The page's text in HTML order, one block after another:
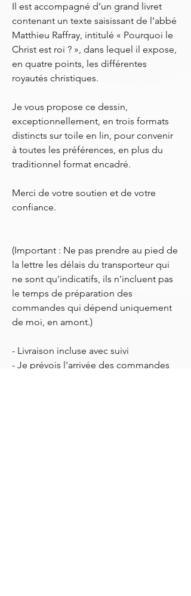
Il est accompagné d’un grand livret
contenant un texte saisissant de l’abbé
Matthieu Raffray, intitulé « Pourquoi le
Christ est roi ? », dans lequel il expose,
en quatre points, les différentes
royautés christiques.
Je vous propose ce dessin,
exceptionnellement, en trois formats
distincts sur toile en lin, pour convenir
à toutes les préférences, en plus du
traditionnel format encadré.
Merci de votre soutien et de votre
confiance.
(Important : Ne pas prendre au pied de
la lettre les délais du transporteur qui
ne sont qu'indicatifs, ils n'incluent pas
le temps de préparation des
commandes qui dépend uniquement
de moi, en amont.)
- Livraison incluse avec suivi
- Je prévois l'arrivée des commandes